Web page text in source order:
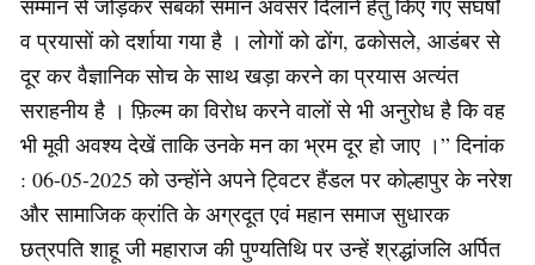
सम्मान से जोड़कर सबको समान अवसर दिलाने हेतु किए गए संघर्षों
व प्रयासों को दर्शाया गया है । लोगों को ढोंग, ढकोसले, आडंबर से
दूर कर वैज्ञानिक सोच के साथ खड़ा करने का प्रयास अत्यंत
सराहनीय है । फ़िल्म का विरोध करने वालों से भी अनुरोध है कि वह
भी मूवी अवश्य देखें ताकि उनके मन का भ्रम दूर हो जाए ।” दिनांक
: 06-05-2025 को उन्होंने अपने ट्विटर हैंडल पर कोल्हापुर के नरेश
और सामाजिक क्रांति के अग्रदूत एवं महान समाज सुधारक
छत्रपति शाहू जी महाराज की पुण्यतिथि पर उन्हें श्रद्धांजलि अर्पित